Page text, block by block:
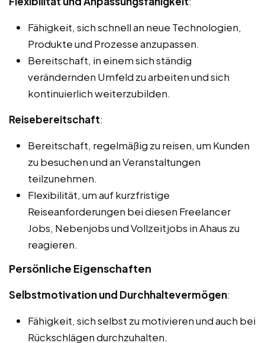
Fähigkeit, sich schnell an neue Technologien,
Produkte und Prozesse anzupassen.
Bereitschaft, in einem sich ständig
verändernden Umfeld zu arbeiten und sich
kontinuierlich weiterzubilden.
Reisebereitschaft:
Bereitschaft, regelmäßig zu reisen, um Kunden
zu besuchen und an Veranstaltungen
teilzunehmen.
Flexibilität, um auf kurzfristige
Reiseanforderungen bei diesen Freelancer
Jobs, Nebenjobs und Vollzeitjobs in Ahaus zu
reagieren.
Persönliche Eigenschaften
Selbstmotivation und Durchhaltevermögen:
Fähigkeit, sich selbst zu motivieren und auch bei
Rückschlägen durchzuhalten.